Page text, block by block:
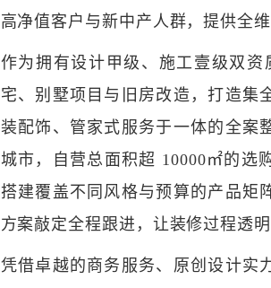
高净值客户与新中产人群，提供全
作为拥有设计甲级、施工壹级双
宅、别墅项目与旧房改造，打造集
装配饰、管家式服务于一体的全案
城市，自营总面积超 10000㎡的选
搭建覆盖不同风格与预算的产品矩
方案敲定全程跟进，让装修过程透
凭借卓越的商务服务、原创设计实